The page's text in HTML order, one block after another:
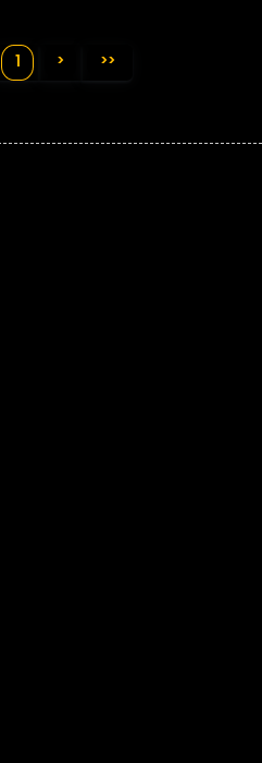
1 > >>